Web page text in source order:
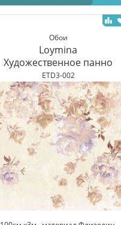
Обои
Loymina
Художественное панно
ETD3-002